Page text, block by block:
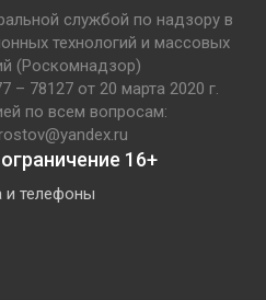
службой по надзору в
технологий и массовых
(Роскомнадзор)
78127 от 20 марта 2020 г.
по всем вопросам:
16+
и телефоны